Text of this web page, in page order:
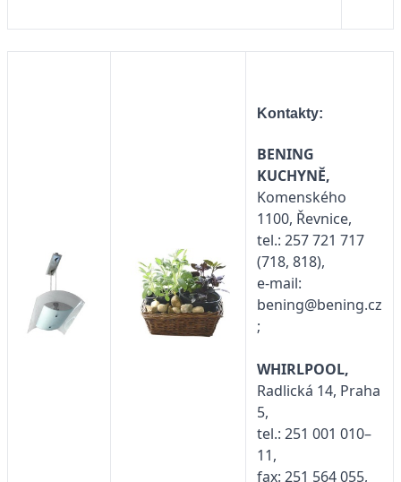
Kontakty:
BENING
KUCHYNĚ,
Komenského
1100, Řevnice,
tel.: 257 721 717
(718, 818),
e-mail:
bening@bening.cz
;
WHIRLPOOL,
Radlická 14, Praha
5,
tel.: 251 001 010–
11,
fax: 251 564 055,